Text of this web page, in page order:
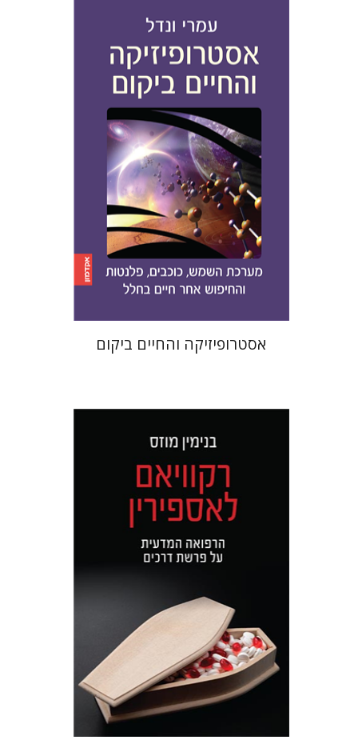
עמרי ונדל
הנחת אתר ספר מודפס
$23
$21
אסטרופיזיקה והחיים ביקום
בנימין מוזס
הנחת אתר ספר מודפס
$35
$32